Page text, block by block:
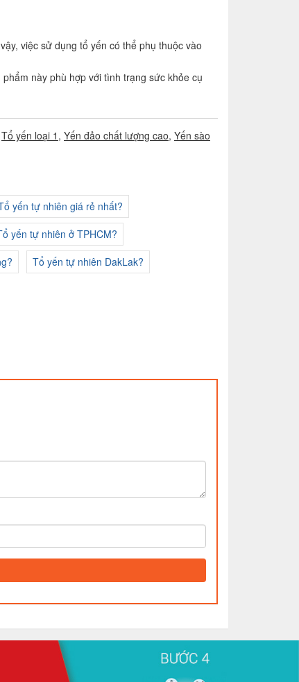
việc sử dụng tổ yến có thể phụ thuộc vào
này phù hợp với tình trạng sức khỏe cụ
Tổ yến loại 1 , Yến đảo chất lượng cao, Yến sào
yến tự nhiên giá rẻ nhất?
yến tự nhiên ở TPHCM?
Tổ yến tự nhiên DakLak?